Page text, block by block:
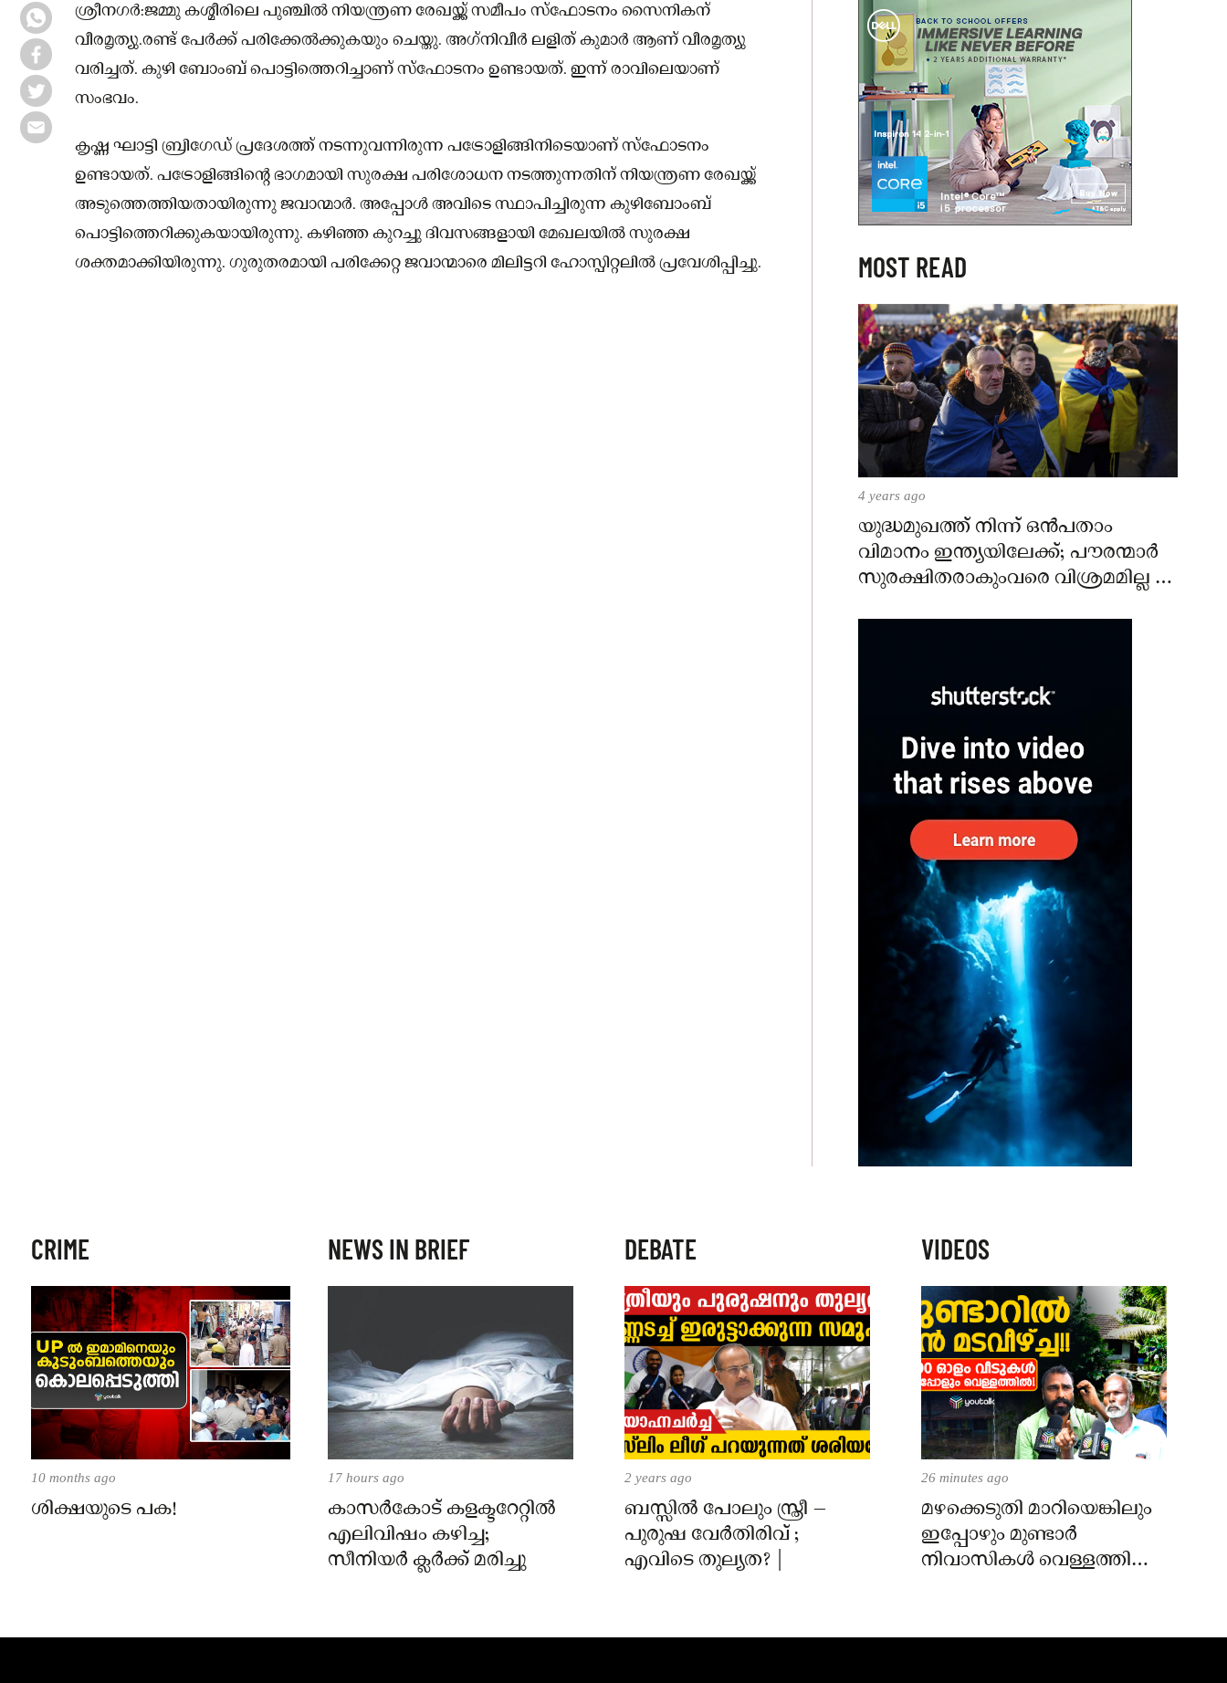
ശ്രീനഗർ:ജമ്മു കശ്മീരിലെ പുഞ്ചിൽ നിയന്ത്രണ രേഖയ്ക്ക് സമീപം സ്‌ഫോടനം സൈനികന്
വീരമൃത്യു.രണ്ട് പേർക്ക് പരിക്കേൽക്കുകയും ചെയ്തു. അഗ്‌നിവീർ ലളിത് കുമാർ ആണ് വീരമൃത്യു
വരിച്ചത്. കുഴി ബോംബ് പൊട്ടിത്തെറിച്ചാണ് സ്‌ഫോടനം ഉണ്ടായത്. ഇന്ന് രാവിലെയാണ്
സംഭവം.
കൃഷ്ണ ഘാട്ടി ബ്രിഗേഡ് പ്രദേശത്ത് നടന്നുവന്നിരുന്ന പട്രോളിങ്ങിനിടെയാണ് സ്‌ഫോടനം
ഉണ്ടായത്. പട്രോളിങ്ങിന്റെ ഭാഗമായി സുരക്ഷ പരിശോധന നടത്തുന്നതിന് നിയന്ത്രണ രേഖയ്ക്ക്
അടുത്തെത്തിയതായിരുന്നു ജവാന്മാർ. അപ്പോൾ അവിടെ സ്ഥാപിച്ചിരുന്ന കുഴിബോംബ്
പൊട്ടിത്തെറിക്കുകയായിരുന്നു. കഴിഞ്ഞ കുറച്ചു ദിവസങ്ങളായി മേഖലയിൽ സുരക്ഷ
ശക്തമാക്കിയിരുന്നു. ഗുരുതരമായി പരിക്കേറ്റ ജവാന്മാരെ മിലിട്ടറി ഹോസ്പിറ്റലിൽ പ്രവേശിപ്പിച്ചു.
MOST READ
4 years ago
യുദ്ധമുഖത്ത് നിന്ന് ഒൻപതാം
വിമാനം ഇന്ത്യയിലേക്ക്; പൗരന്മാർ
സുരക്ഷിതരാകുംവരെ വിശ്രമമില്ല –
CRIME
10 months ago
ശിക്ഷയുടെ പക!
NEWS IN BRIEF
17 hours ago
കാസർകോട് കളക്ടറേറ്റിൽ
എലിവിഷം കഴിച്ച;
സീനിയർ ക്ലർക്ക് മരിച്ചു
DEBATE
2 years ago
ബസ്സിൽ പോലും സ്ത്രീ –
പുരുഷ വേർതിരിവ് ;
എവിടെ തുല്യത? |
VIDEOS
26 minutes ago
മഴക്കെടുതി മാറിയെങ്കിലും
ഇപ്പോഴും മുണ്ടാർ
നിവാസികൾ വെള്ളത്തിൽ!